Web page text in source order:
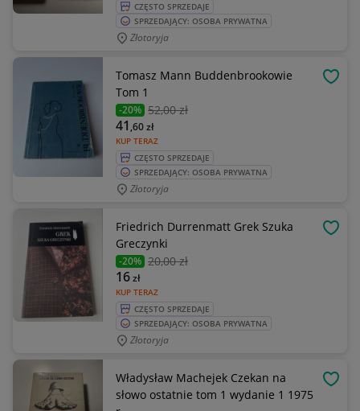
CZĘSTO SPRZEDAJE
SPRZEDAJĄCY: OSOBA PRYWATNA
Złotoryja
Tomasz Mann Buddenbrookowie
Tom 1
-20% 52,00 zł
KUP TERAZ
41 ,60zł
CZĘSTO SPRZEDAJE
SPRZEDAJĄCY: OSOBA PRYWATNA
Złotoryja
Friedrich Durrenmatt Grek Szuka
Greczynki
-20% 20,00 zł
KUP TERAZ
16zł
CZĘSTO SPRZEDAJE
SPRZEDAJĄCY: OSOBA PRYWATNA
Złotoryja
Władysław Machejek Czekan na
słowo ostatnie tom 1 wydanie 1 1975